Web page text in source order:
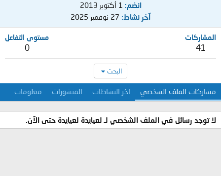
انضم
1 أكتوبر 2013
آخر نشاط 27 نوفمبر 2025
المشاركات
41
مستوى التفاعل
0
البحث
مشاركات الملف الشخصي آخر النشاطات المنشورات معلومات
لا توجد رسائل في الملف الشخصي لـ لعيايدة لعيايدة حتى الآن.